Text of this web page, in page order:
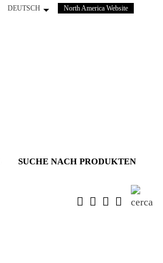
DEUTSCH North America Website(wird
SUCHE NACH PRODUKTEN